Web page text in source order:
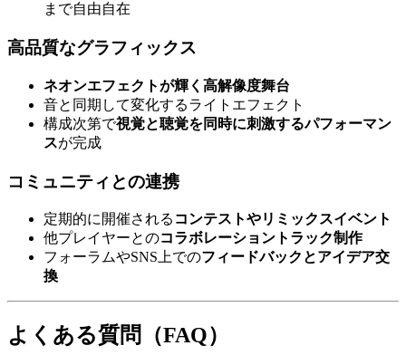
まで自由自在
高品質なグラフィックス
ネオンエフェクトが輝く高解像度舞台
音と同期して変化するライトエフェクト
構成次第で視覚と聴覚を同時に刺激するパフォーマン
スが完成
コミュニティとの連携
定期的に開催される コンテストやリミックスイベント
他プレイヤーとのコラボレーショントラック制作
フォーラムやSNS上でのフィードバックとアイデア交
換
よくある質問（FAQ）